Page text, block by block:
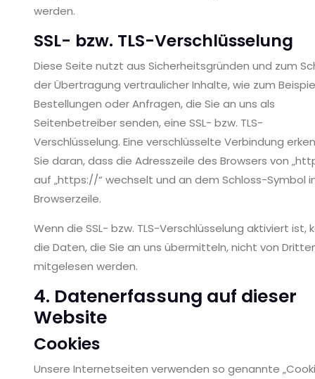
werden.
SSL- bzw. TLS-Verschlüsselung
Diese Seite nutzt aus Sicherheitsgründen und zum
der Übertragung vertraulicher Inhalte, wie zum
Bestellungen oder Anfragen, die Sie an uns als
Seitenbetreiber senden, eine SSL- bzw. TLS-
Verschlüsselung. Eine verschlüsselte Verbindung
Sie daran, dass die Adresszeile des Browsers von
auf „https://“ wechselt und an dem Schloss-Symbol
Browserzeile.
Wenn die SSL- bzw. TLS-Verschlüsselung aktiviert ist,
die Daten, die Sie an uns übermitteln, nicht von
mitgelesen werden.
4. Datenerfassung auf dieser
Website
Cookies
Unsere Internetseiten verwenden so genannte